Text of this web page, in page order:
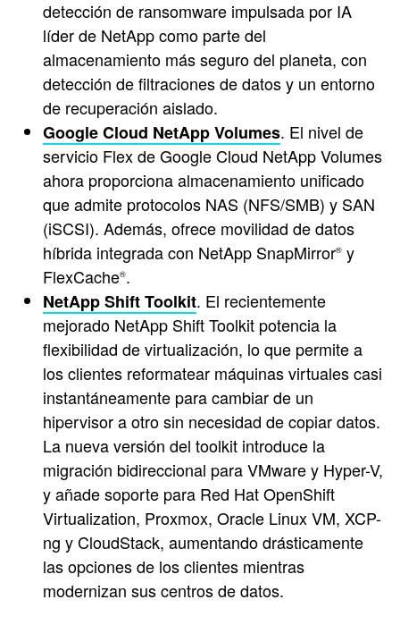
detección de ransomware impulsada por IA
líder de NetApp como parte del
almacenamiento más seguro del planeta, con
detección de filtraciones de datos y un entorno
de recuperación aislado.
Google Cloud NetApp Volumes. El nivel de
servicio Flex de Google Cloud NetApp Volumes
ahora proporciona almacenamiento unificado
que admite protocolos NAS (NFS/SMB) y SAN
(iSCSI). Además, ofrece movilidad de datos
híbrida integrada con NetApp SnapMirror® y
FlexCache®.
NetApp Shift Toolkit. El recientemente
mejorado NetApp Shift Toolkit potencia la
flexibilidad de virtualización, lo que permite a
los clientes reformatear máquinas virtuales casi
instantáneamente para cambiar de un
hipervisor a otro sin necesidad de copiar datos.
La nueva versión del toolkit introduce la
migración bidireccional para VMware y Hyper-V,
y añade soporte para Red Hat OpenShift
Virtualization, Proxmox, Oracle Linux VM, XCP-
ng y CloudStack, aumentando drásticamente
las opciones de los clientes mientras
modernizan sus centros de datos.